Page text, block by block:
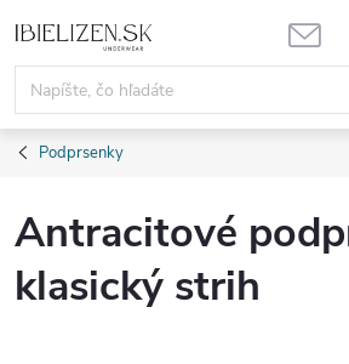
na
obsah
Podprsenky
Antracitové
klasický strih